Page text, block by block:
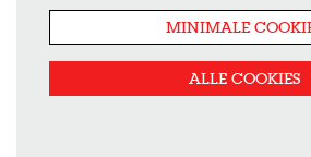
MINIMALE
ALLE COOKIES